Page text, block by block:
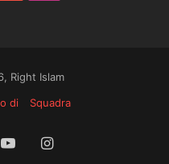
Right Islam
di Squadra
Instagram